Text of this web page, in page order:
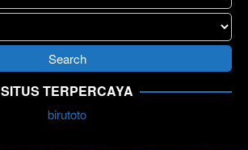
SITUS TERPERCAYA
birutoto